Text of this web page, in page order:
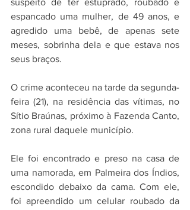
espancado uma mulher, de 49 anos, e
agredido uma bebê, de apenas sete
meses, sobrinha dela e que estava nos
seus braços.
O crime aconteceu na tarde da segunda-
feira (21), na residência das vítimas, no
Sítio Braúnas, próximo à Fazenda Canto,
zona rural daquele município.
Ele foi encontrado e preso na casa de
uma namorada, em Palmeira dos Índios,
escondido debaixo da cama. Com ele,
foi apreendido um celular roubado da